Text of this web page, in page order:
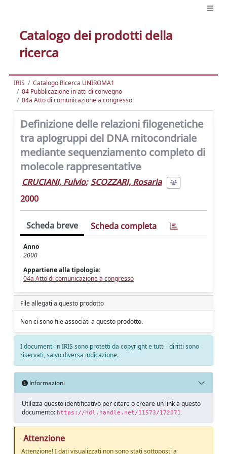
Catalogo dei prodotti della
ricerca
IRIS
Catalogo Ricerca UNIROMA1
04 Pubblicazione in atti di convegno
04a Atto di comunicazione a congresso
Definizione delle relazioni filogenetiche
tra aplogruppi del DNA mitocondriale
mediante sequenziamento completo di
molecole rappresentative
CRUCIANI, Fulvio; SCOZZARI, Rosaria
2000
Scheda breve Scheda completa
Anno
2000
Appartiene alla tipologia:
04a Atto di comunicazione a congresso
File allegati a questo prodotto
Non ci sono file associati a questo prodotto.
I documenti in IRIS sono protetti da copyright e tutti i diritti sono
riservati, salvo diversa indicazione.
Informazioni
Utilizza questo identificativo per citare o creare un link a questo
documento: https://hdl.handle.net/11573/172071
Attenzione
Attenzione! I dati visualizzati non sono stati sottoposti a